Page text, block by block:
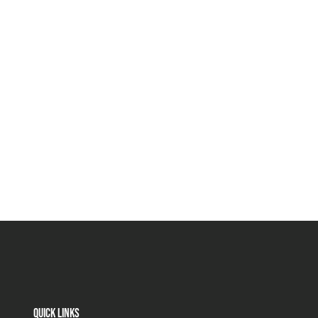
Quick links